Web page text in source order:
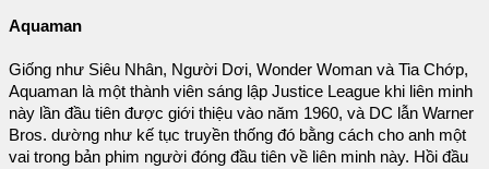
Aquaman
Giống như Siêu Nhân, Người Dơi, Wonder Woman và Tia Chớp,
Aquaman là một thành viên sáng lập Justice League khi liên minh
này lần đầu tiên được giới thiệu vào năm 1960, và DC lẫn Warner
Bros. dường như kế tục truyền thống đó bằng cách cho anh một
vai trong bản phim người đóng đầu tiên về liên minh này. Hồi đầu